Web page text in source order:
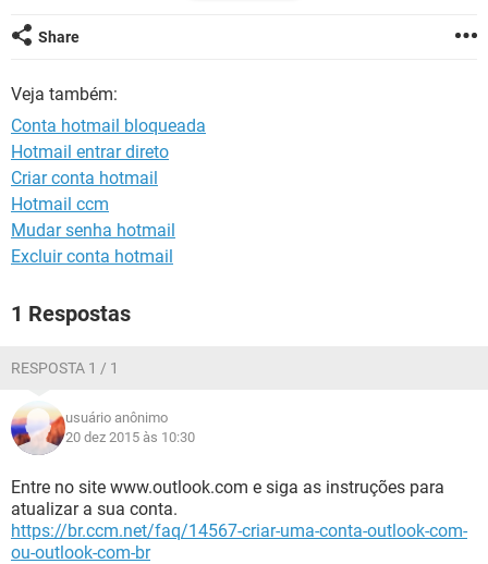
Share
Veja também:
Conta hotmail bloqueada
Hotmail entrar direto
Criar conta hotmail
Hotmail ccm
Mudar senha hotmail
Excluir conta hotmail
1 Respostas
RESPOSTA 1 / 1
usuário anônimo
20 dez 2015 às 10:30
Entre no site www.outlook.com e siga as instruções para
atualizar a sua conta.
https://br.ccm.net/faq/14567-criar-uma-conta-outlook-com-
ou-outlook-com-br